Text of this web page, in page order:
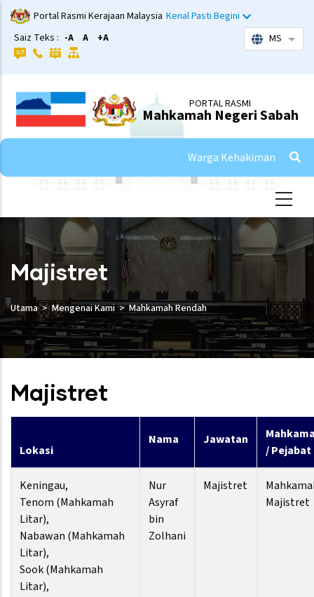
Skip
to
main
content
Portal Rasmi Kerajaan Malaysia Kenal Pasti Begini
MS
List
Saiz Teks : -A A +A
PORTAL RASMI
Mahkamah Negeri Sabah
Warga Kehakiman
Majistret
Utama Mengenai Kami Mahkamah Rendah
Majistret
Lokasi
Nama Jawatan
/ Pejabat
Keningau,
Tenom (Mahkamah
Litar),
Nabawan (Mahkamah
Litar),
Sook (Mahkamah
Litar),
Nur
Asyraf
bin
Zolhani
Majistret
Majistret